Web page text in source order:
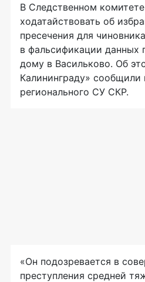
В Следственном
ходатайствовать об
пресечения для
в фальсификации данных
дому в Васильково. Об
Калининграду» сообщили
регионального СУ СКР.
«Он подозревается в
преступления средней